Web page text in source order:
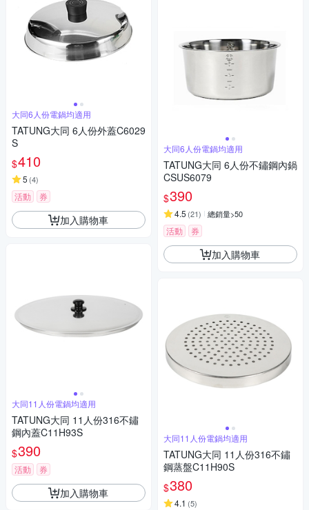
大同6人份電鍋均適用
TATUNG大同 6人份外蓋C6029
S
$410
5 (4)
活動 券
加入購物車
大同11人份電鍋均適用
TATUNG大同 11人份316不鏽
鋼內蓋C11H93S
$390
活動 券
加入購物車
大同6人份電鍋均適用
TATUNG大同 6人份不鏽鋼內鍋
CSUS6079
$390
4.5 (21) 總銷量>50
活動 券
加入購物車
大同11人份電鍋均適用
TATUNG大同 11人份316不鏽
鋼蒸盤C11H90S
$380
4.1 (5)